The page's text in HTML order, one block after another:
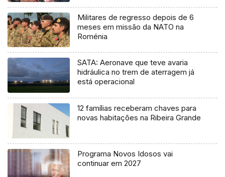
Militares de regresso depois de 6
meses em missão da NATO na
Roménia
SATA: Aeronave que teve avaria
hidráulica no trem de aterragem já
está operacional
12 famílias receberam chaves para
novas habitações na Ribeira Grande
Programa Novos Idosos vai
continuar em 2027